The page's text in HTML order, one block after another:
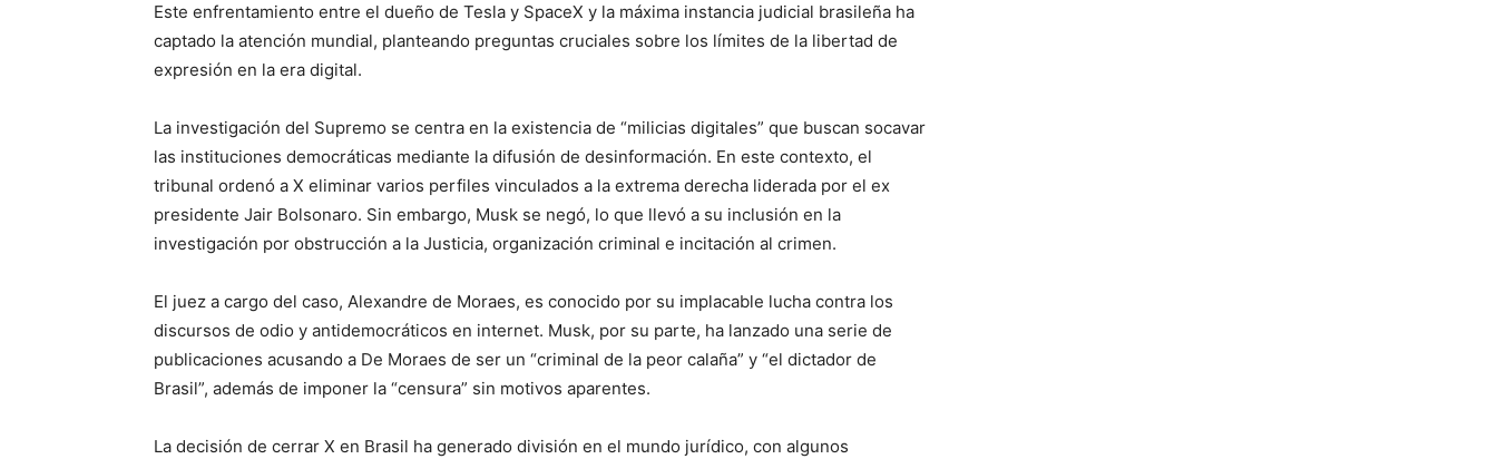
Este enfrentamiento entre el dueño de Tesla y SpaceX y la máxima instancia judicial brasileña ha
captado la atención mundial, planteando preguntas cruciales sobre los límites de la libertad de
expresión en la era digital.
La investigación del Supremo se centra en la existencia de “milicias digitales” que buscan socavar
las instituciones democráticas mediante la difusión de desinformación. En este contexto, el
tribunal ordenó a X eliminar varios perfiles vinculados a la extrema derecha liderada por el ex
presidente Jair Bolsonaro. Sin embargo, Musk se negó, lo que llevó a su inclusión en la
investigación por obstrucción a la Justicia, organización criminal e incitación al crimen.
El juez a cargo del caso, Alexandre de Moraes, es conocido por su implacable lucha contra los
discursos de odio y antidemocráticos en internet. Musk, por su parte, ha lanzado una serie de
publicaciones acusando a De Moraes de ser un “criminal de la peor calaña” y “el dictador de
Brasil”, además de imponer la “censura” sin motivos aparentes.
La decisión de cerrar X en Brasil ha generado división en el mundo jurídico, con algunos